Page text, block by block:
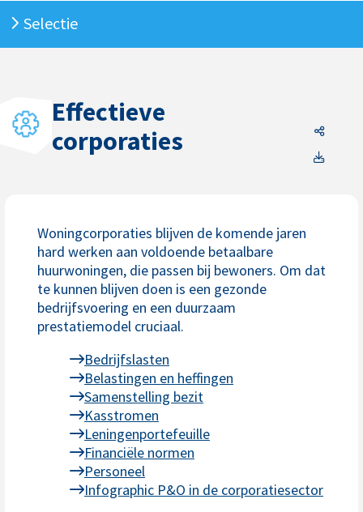
Selectie
Effectieve
corporaties
Woningcorporaties blijven de komende jaren
hard werken aan voldoende betaalbare
huurwoningen, die passen bij bewoners. Om dat
te kunnen blijven doen is een gezonde
bedrijfsvoering en een duurzaam
prestatiemodel cruciaal.
Bedrijfslasten
Belastingen en heffingen
Samenstelling bezit
Kasstromen
Leningenportefeuille
Financiële normen
Personeel
Infographic P&O in de corporatiesector